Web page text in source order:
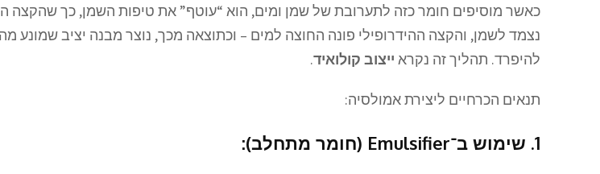
כאשר מוסיפים חומר כזה לתערובת של שמן ומים, הוא “עוטף” את טיפות השמן, כך שהקצה
נצמד לשמן, והקצה ההידרופילי פונה החוצה למים – וכתוצאה מכך, נוצר מבנה יציב שמונע
להיפרד. תהליך זה נקרא ייצוב קולואיד.
תנאים הכרחיים ליצירת אמולסיה:
1. שימוש ב־ Emulsifier (חומר מתחלב):